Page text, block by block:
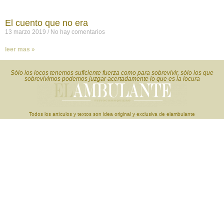
El cuento que no era
13 marzo 2019 No hay comentarios
leer mas »
Sólo los locos tenemos suficiente fuerza como para sobrevivir, sólo los que
sobrevivimos podemos juzgar acertadamente lo que es la locura
Todos los artículos y textos son idea original y exclusiva de elambulante